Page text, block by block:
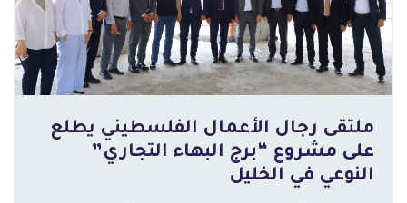
ملتقى رجال الأعمال الفلسطيني يطلع
على مشروع “برج البهاء التجاري”
النوعي في الخليل